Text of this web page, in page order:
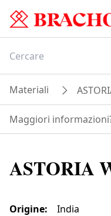
Materiali
Maggiori
ASTORIA
Origine:
India